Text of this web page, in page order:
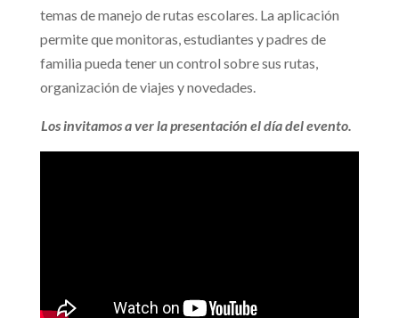
temas de manejo de rutas escolares. La aplicación
permite que monitoras, estudiantes y padres de
familia pueda tener un control sobre sus rutas,
organización de viajes y novedades.
Los invitamos a ver la presentación el día del evento.